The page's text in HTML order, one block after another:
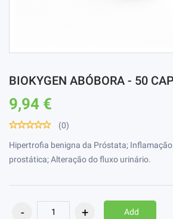
BIOKYGEN ABÓBORA - 50
9,94 €
(0)
Hipertrofia benigna da Próstata;
prostática; Alteração do fluxo urinário.
Add